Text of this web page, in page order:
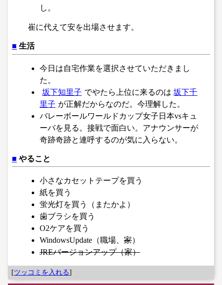
し。
崔に代えて安を出場させます。
■ 生活
今日は自宅作業を選択させていただきまし
た。
坂下知里子 でやたら上位に来るのは 坂下千
里子 が正解だからなのだ。今理解した。
バレーボールワールドカップ女子日本vsキュ
ーバを見る。接戦で面白い。アナウンサーが
奇跡奇跡と連呼するのが気に入らない。
■ やること
小さなカセットテープを買う
紙を買う
蛍光灯を買う（またかよ）
歯ブラシを買う
O2ケアを買う
WindowsUpdate（職場、 家）
JREバージョンアップ（家）
[ツッコミを入れる]